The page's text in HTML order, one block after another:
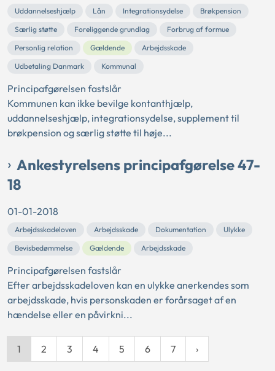
Uddannelseshjælp
Lån Integrationsydelse
Brøkpension
Særlig støtte
Foreliggende grundlag
Forbrug af formue
Personlig relation
Gældende
Arbejdsskade
Udbetaling Danmark
Kommunal
Principafgørelsen fastslår
Kommunen kan ikke bevilge kontanthjælp,
uddannelseshjælp, integrationsydelse, supplement til
brøkpension og særlig støtte til høje...
Ankestyrelsens principafgørelse 47-
18
01-01-2018
Arbejdsskadeloven Arbejdsskade Dokumentation
Ulykke
Bevisbedømmelse
Gældende Arbejdsskade
Principafgørelsen fastslår
Efter arbejdsskadeloven kan en ulykke anerkendes som
arbejdsskade, hvis personskaden er forårsaget af en
hændelse eller en påvirkni...
1 2 3 4 5 6 7